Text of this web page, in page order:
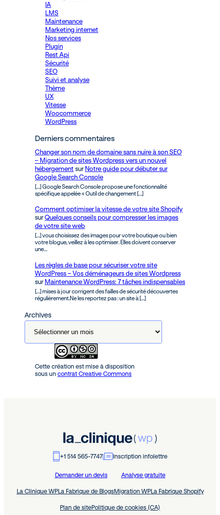
IA
LMS
Maintenance
Marketing internet
Nos services
Plugin
Rest Api
Sécurité
SEO
Suivi et analyse
Thème
UX
Vitesse
Woocommerce
WordPress
Derniers commentaires
Changer son nom de domaine sans nuire à son SEO
– Migration de sites Wordpress vers un nouvel
hébergement sur Notre guide pour débuter sur
Google Search Console
[…] Google Search Console propose une fonctionnalité
spécifique appelée « Outil de changement […]
Comment optimiser la vitesse de votre site Shopify
surQuelques conseils pour compresser les images
de votre site web
[…] vous choisissez des images pour votre boutique ou bien
votre blogue, veillez à les optimiser. Elles doivent conserver
une…
Les règles de base pour sécuriser votre site
WordPress – Vos déménageurs de sites Wordpress
sur Maintenance WordPress: 7 tâches indispensables
[…] mises à jour corrigent des failles de sécurité découvertes
régulièrement.Ne les reportez pas : un site à […]
Archives
Cette création est mise à disposition
sous un contrat Creative Commons
+1 514 565-7747 Inscription infolettre
Demander un devis Analyse gratuite
La Clinique WPLa Fabrique de BlogsMigration WPLa Fabrique Shopify
Plan de sitePolitique de cookies (CA)